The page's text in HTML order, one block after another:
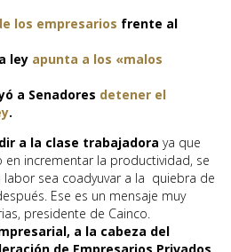
los empresarios frente al
ley apunta a los «malos
a Senadores detener el
.
a la clase trabajadora ya que
incrementar la productividad, se
sea coadyuvar a la quiebra de
Ese es un mensaje muy
presidente de Cainco.
a la cabeza del